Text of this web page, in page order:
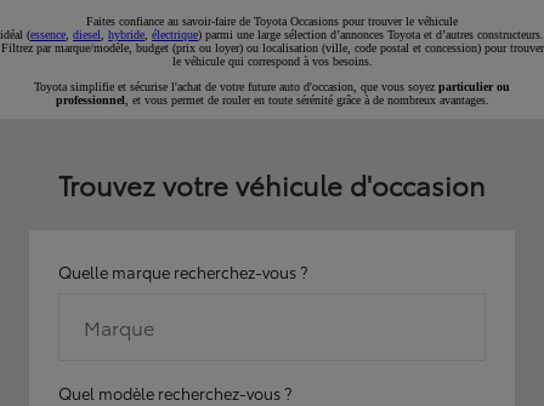
Faites confiance au savoir-faire de Toyota Occasions pour trouver le véhicule
idéal (essence diesel hybride électrique) parmi une large sélection d’annonces Toyota et d’autres constructeurs.
Filtrez par marque/modèle, budget (prix ou loyer) ou localisation (ville, code postal et concession) pour trouver
le véhicule qui correspond à vos besoins.
Toyota simplifie et sécurise l'achat de votre future auto d'occasion, que vous soyez particulier ou
professionnel , et vous permet de rouler en toute sérénité grâce à de nombreux avantages.
Trouvez votre véhicule d'occasion
Quelle marque recherchez-vous ?
Marque
Quel modèle recherchez-vous ?